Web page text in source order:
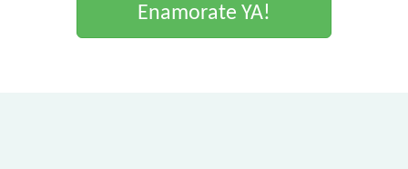
Enamorate YA!